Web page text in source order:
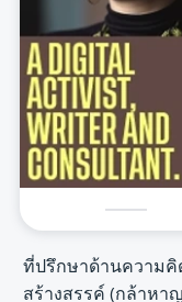
ที่ปรึกษาด้านความคิ
สร้างสรรค์ (กล้าหา